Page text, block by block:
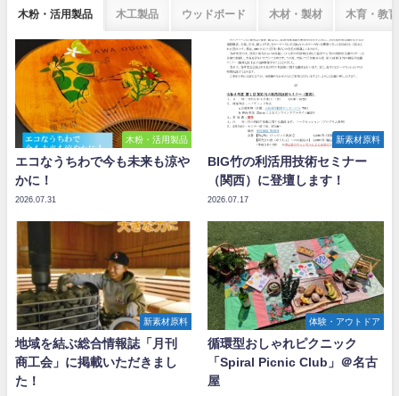
木粉・活用製品 木工製品 ウッドボード 木材・製材 木育・教育
木粉・活用製品
エコなうちわで今も未来も涼や
かに！
2026.07.31
新素材原料
BIG竹の利活用技術セミナー
（関西）に登壇します！
2026.07.17
新素材原料
地域を結ぶ総合情報誌「月刊
商工会」に掲載いただきまし
た！
体験・アウトドア
循環型おしゃれピクニック
「Spiral Picnic Club」＠名古
屋